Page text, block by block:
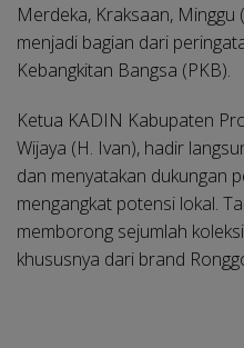
Merdeka, Kraksaan,
menjadi bagian dari
Kebangkitan Bangsa (PKB).
Ketua KADIN Kabupaten
Wijaya (H. Ivan), hadir
dan menyatakan dukungan
mengangkat potensi lokal.
memborong sejumlah
khususnya dari brand